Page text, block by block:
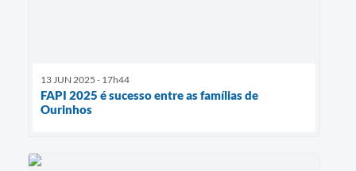
13 JUN 2025 - 17h44
FAPI 2025 é sucesso entre as famílias de
Ourinhos